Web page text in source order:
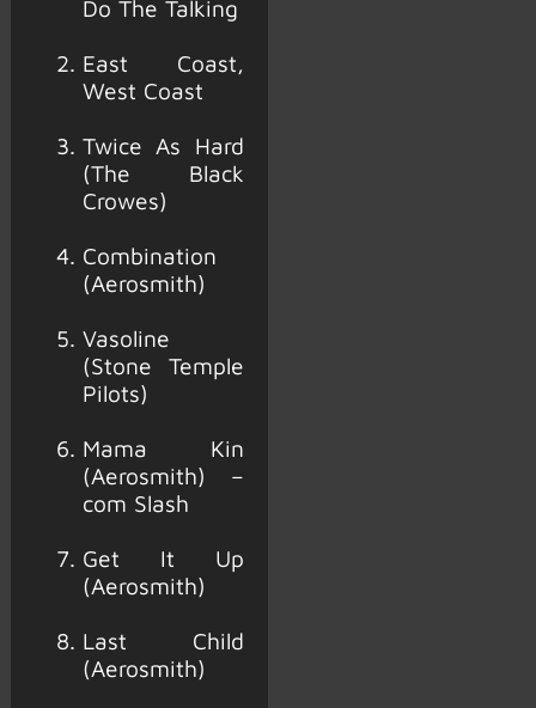
Do The Talking
East Coast,
West Coast
Twice As Hard
(The Black
Crowes)
Combination
(Aerosmith)
Vasoline
(Stone Temple
Pilots)
Mama Kin
(Aerosmith) –
com Slash
Get It Up
(Aerosmith)
Last Child
(Aerosmith)